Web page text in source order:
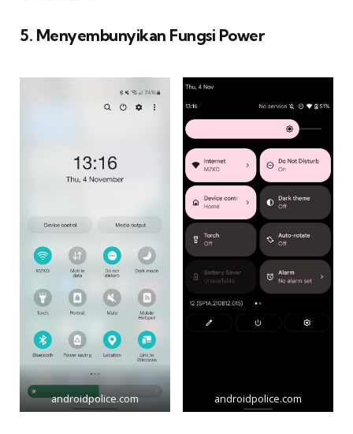
5. Menyembunyikan Fungsi Power
androidpolice.com androidpolice.com